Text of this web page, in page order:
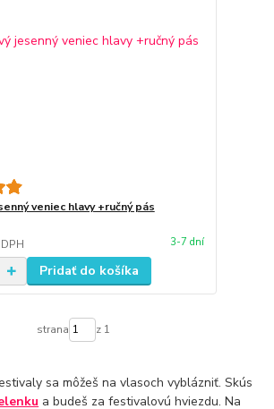
veniec hlavy +ručný pás
3-7 dní
Pridať do košíka
strana z 1
sa môžeš na vlasoch vyblázniť. Skús
a budeš za festivalovú hviezdu. Na